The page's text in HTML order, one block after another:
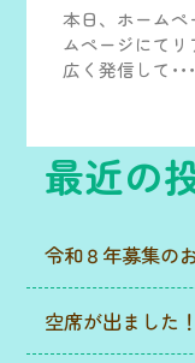
本日、ホーム
ムページにて
広く発信して･･･
最近の
令和８年募集の
空席が出ました！